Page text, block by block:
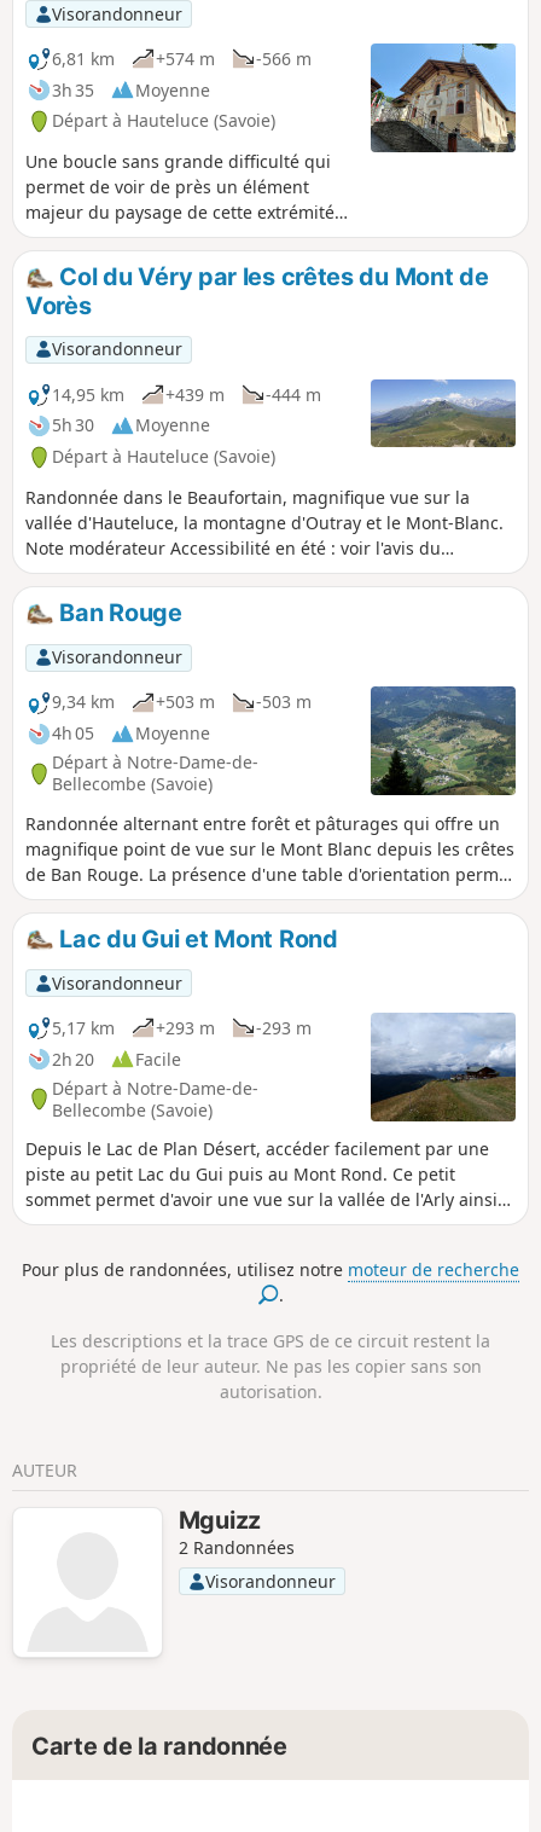
Visorandonneur
6,81 km
+574 m
-566 m
3h 35
Moyenne
Départ à Hauteluce (Savoie)
Une boucle sans grande difficulté qui
permet de voir de près un élément
majeur du paysage de cette extrémité
du Beaufortain. Intérêt industriel et
historique (la construction du barrage
est intimement liée aux mouvements de
résistance dans le secteur).
Col du Véry par les crêtes du Mont de
Vorès
Visorandonneur
14,95 km
+439 m
-444 m
5h 30
Moyenne
Départ à Hauteluce (Savoie)
Randonnée dans le Beaufortain, magnifique vue sur la
vallée d'Hauteluce, la montagne d'Outray et le Mont-Blanc.
Note modérateur Accessibilité en été : voir l'avis du
21/07/2022
Ban Rouge
Visorandonneur
9,34 km
+503 m
-503 m
4h 05
Moyenne
Départ à Notre-Dame-de-
Bellecombe (Savoie)
Randonnée alternant entre forêt et pâturages qui offre un
magnifique point de vue sur le Mont Blanc depuis les crêtes
de Ban Rouge. La présence d'une table d'orientation permet
de mieux profiter de ce magnifique panorama.
Lac du Gui et Mont Rond
Visorandonneur
5,17 km
+293 m
-293 m
2h 20
Facile
Départ à Notre-Dame-de-
Bellecombe (Savoie)
Depuis le Lac de Plan Désert, accéder facilement par une
piste au petit Lac du Gui puis au Mont Rond. Ce petit
sommet permet d'avoir une vue sur la vallée de l'Arly ainsi
que sur les massifs environnants.
Pour plus de randonnées, utilisez notre moteur de recherche
.
Les descriptions et la trace GPS de ce circuit restent la
propriété de leur auteur. Ne pas les copier sans son
autorisation.
AUTEUR
Mguizz
2 Randonnées
Visorandonneur
Carte de la randonnée